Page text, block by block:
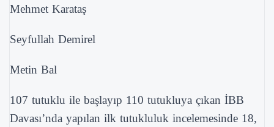
Mehmet Karataş
Seyfullah Demirel
Metin Bal
107 tutuklu ile başlayıp 110 tutukluya çıkan İBB
Davası’nda yapılan ilk tutukluluk incelemesinde 18,